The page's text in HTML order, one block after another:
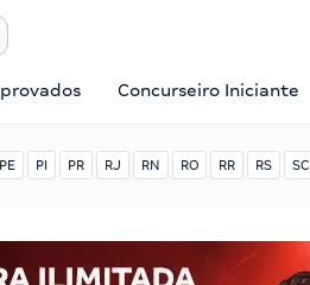
Concurseiro Iniciante
PE PI PR RJ RN RO RR RS SC